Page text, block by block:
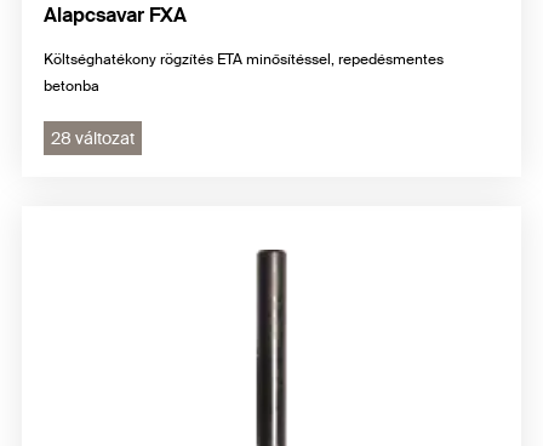
Alapcsavar FXA
Költséghatékony rögzítés ETA minősítéssel, repedésmentes
betonba
28 változat